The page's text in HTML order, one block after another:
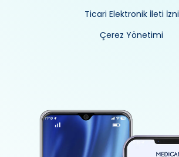
Ticari Elektronik İleti İzni
Çerez Yönetimi